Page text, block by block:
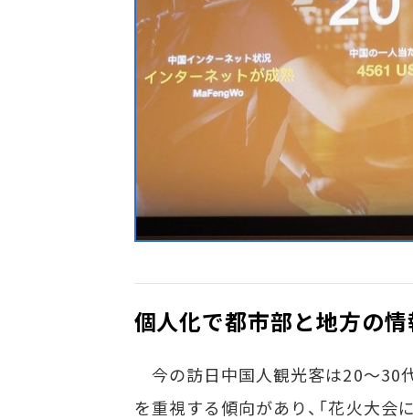
個人化で都市部と地方の
今の訪日中国人観光客は20～30
を重視する傾向があり、「花火大会